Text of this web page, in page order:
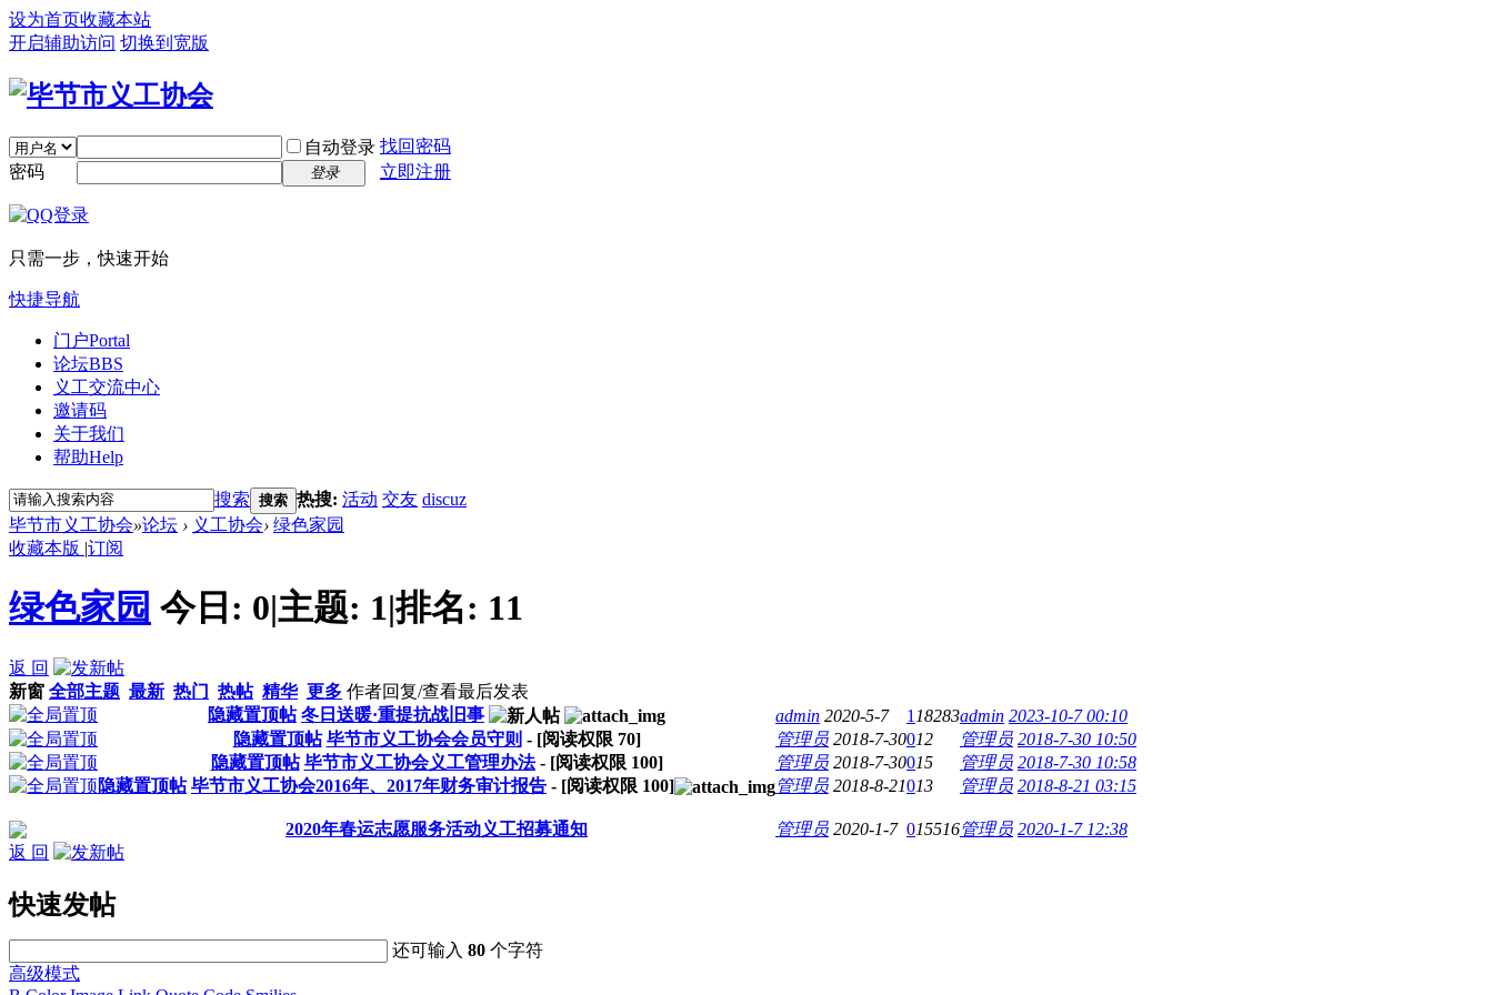
设为首页收藏本站
开启辅助访问 切换到宽版
自动登录 找回密码
密码
登录 立即注册
只需一步，快速开始
快捷导航
门户Portal
论坛BBS
义工交流中心
邀请码
关于我们
帮助Help
搜索 搜索 热搜: 活动 交友 discuz
毕节市义工协会»论坛 › 义工协会› 绿色家园
收藏本版 |订阅
绿色家园 今日: 0|主题: 1|排名: 11
返 回
新窗 全部主题 最新 热门 热帖 精华 更多 作者回复/查看最后发表
隐藏置顶帖 冬日送暖·重提抗战旧事 admin 2020-5-7 1 18283admin 2023-10-7 00:10
隐藏置顶帖 毕节市义工协会会员守则 - [阅读权限 70] 管理员 2018-7-30012 管理员 2018-7-30 10:50
隐藏置顶帖 毕节市义工协会义工管理办法- [阅读权限 100] 管理员 2018-7-30015 管理员 2018-7-30 10:58
隐藏置顶帖 毕节市义工协会2016年、2017年财务审计报告 - [阅读权限 100] 管理员 2018-8-21013 管理员 2018-8-21 03:15
2020年春运志愿服务活动义工招募通知 管理员 2020-1-7 015516管理员 2020-1-7 12:38
返 回
快速发帖
还可输入80 个字符
高级模式